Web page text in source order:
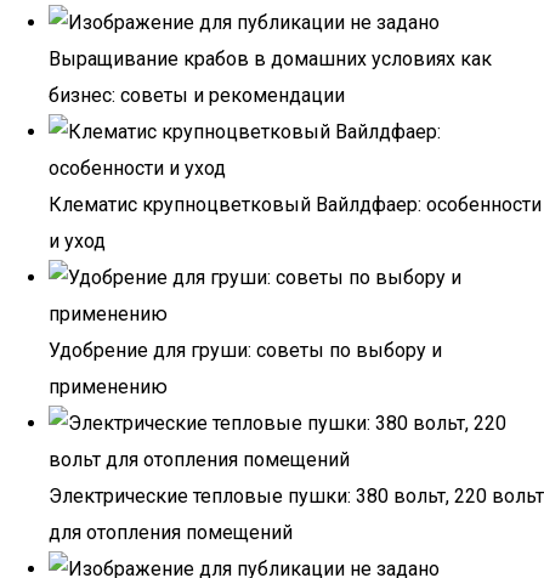
Выращивание крабов в домашних условиях как
бизнес: советы и рекомендации
Клематис крупноцветковый Вайлдфаер: особенности
и уход
Удобрение для груши: советы по выбору и
применению
Электрические тепловые пушки: 380 вольт, 220 вольт
для отопления помещений